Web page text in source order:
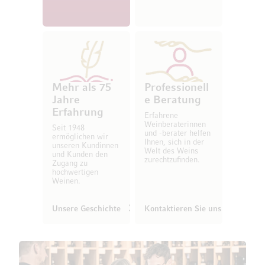
Mehr als 75
Jahre
Erfahrung
Seit 1948
ermöglichen wir
unseren Kundinnen
und Kunden den
Zugang zu
hochwertigen
Weinen.
Unsere Geschichte
Professionell
e Beratung
Erfahrene
Weinberaterinnen
und -berater helfen
Ihnen, sich in der
Welt des Weins
zurechtzufinden.
Kontaktieren Sie uns